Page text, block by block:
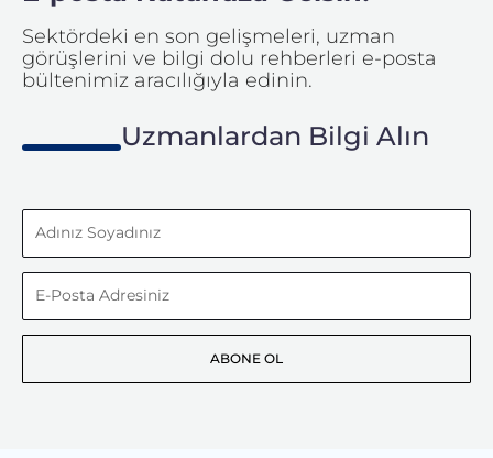
Sektördeki en son gelişmeleri, uzman
görüşlerini ve bilgi dolu rehberleri e-posta
bültenimiz aracılığıyla edinin.
Uzmanlardan Bilgi Alın
Adınız
Soyadınız
E-
Posta
ABONE OL